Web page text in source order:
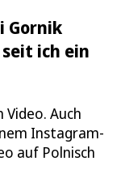
Gornik
ich ein
Video. Auch
Instagram-
auf Polnisch